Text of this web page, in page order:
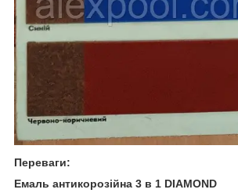
Переваги:
Емаль антикорозійна 3 в 1 DIAMOND